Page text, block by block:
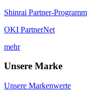
Shinrai Partner-Programm
OKI PartnerNet
mehr
Unsere Marke
Unsere Markenwerte